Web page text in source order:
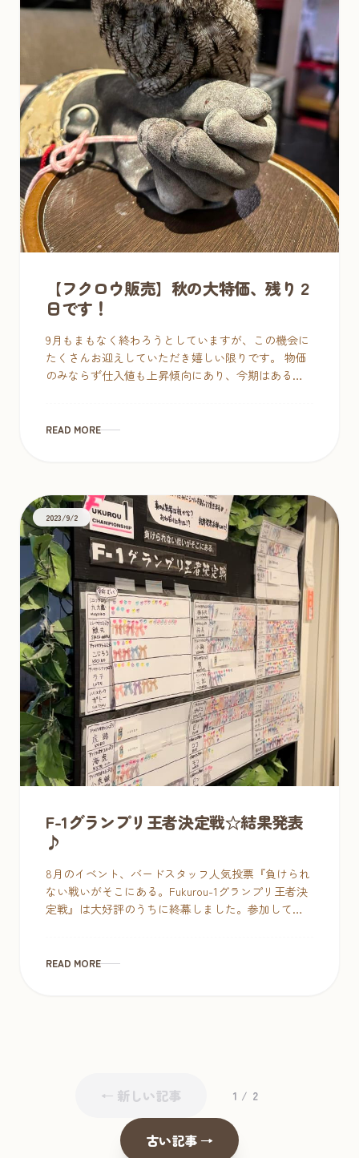
【フクロウ販売】秋の大特価、残り２
日です！
9月もまもなく終わろうとしていますが、この機会に
たくさんお迎えしていただき嬉しい限りです。 物価
のみならず仕入値も上昇傾向にあり、今期はある程
READ MORE
2023/9/2
F-1グランプリ王者決定戦☆結果発表
♪
8月のイベント、バードスタッフ人気投票『負けられ
ない戦いがそこにある。Fukurou-1グランプリ王者決
定戦』は大好評のうちに終幕しました。参加してい
READ MORE
← 新しい記事 1 / 2
古い記事 →